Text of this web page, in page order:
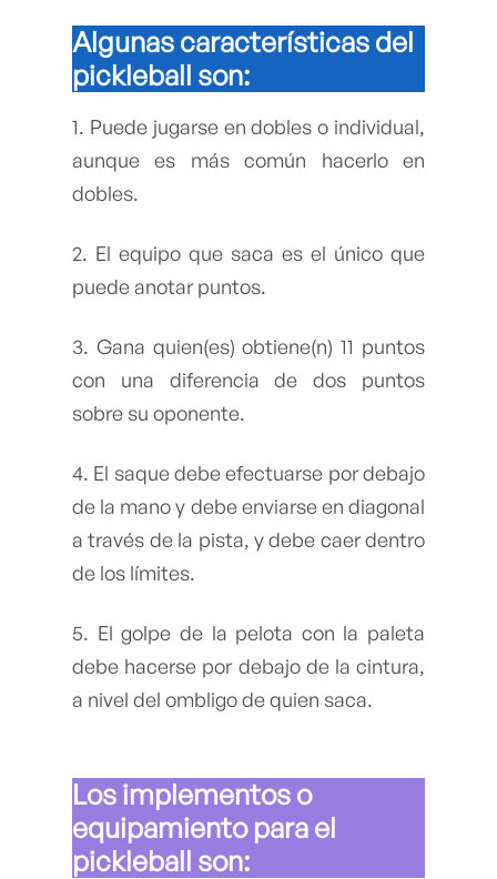
Algunas características del
pickleball son:
1. Puede jugarse en dobles o individual,
aunque es más común hacerlo en
dobles.
2. El equipo que saca es el único que
puede anotar puntos.
3. Gana quien(es) obtiene(n) 11 puntos
con una diferencia de dos puntos
sobre su oponente.
4. El saque debe efectuarse por debajo
de la mano y debe enviarse en diagonal
a través de la pista, y debe caer dentro
de los límites.
5. El golpe de la pelota con la paleta
debe hacerse por debajo de la cintura,
a nivel del ombligo de quien saca.
Los implementos o
equipamiento para el
pickleball son: